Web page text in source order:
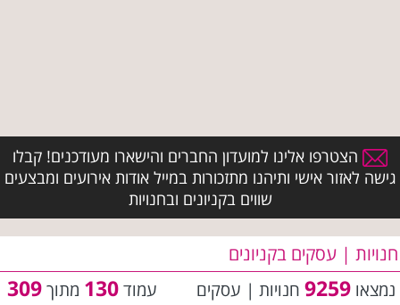
הצטרפו אלינו למועדון החברים והישארו מעודכנים! קבלו
גישה לאזור אישי ותיהנו מתזכורות במייל אודות אירועים ומבצעים
שווים בקניונים ובחנויות
חנויות | עסקים בקניונים
עמוד130 מתוך309 נמצאו 9259 חנויות | עסקים